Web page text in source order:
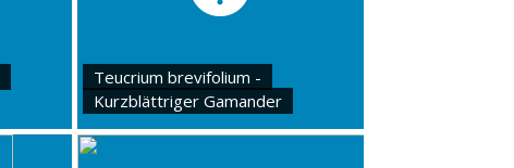
Teucrium brevifolium -
Kurzblättriger Gamander